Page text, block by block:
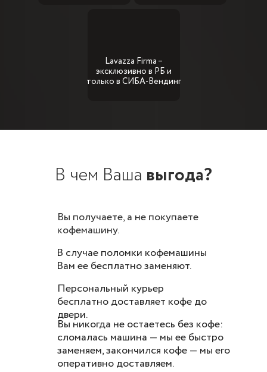
Lavazza Firma –
эксклюзивно в РБ и
только в СИБА-Вендинг
В чем Ваша выгода?
Вы получаете, а не покупаете
кофемашину.
В случае поломки кофемашины
Вам ее бесплатно заменяют.
Вы никогда не остаетесь без кофе:
сломалась машина — мы ее быстро
заменяем, закончился кофе — мы его
оперативно доставляем.
Персональный курьер
бесплатно доставляет кофе до
двери.